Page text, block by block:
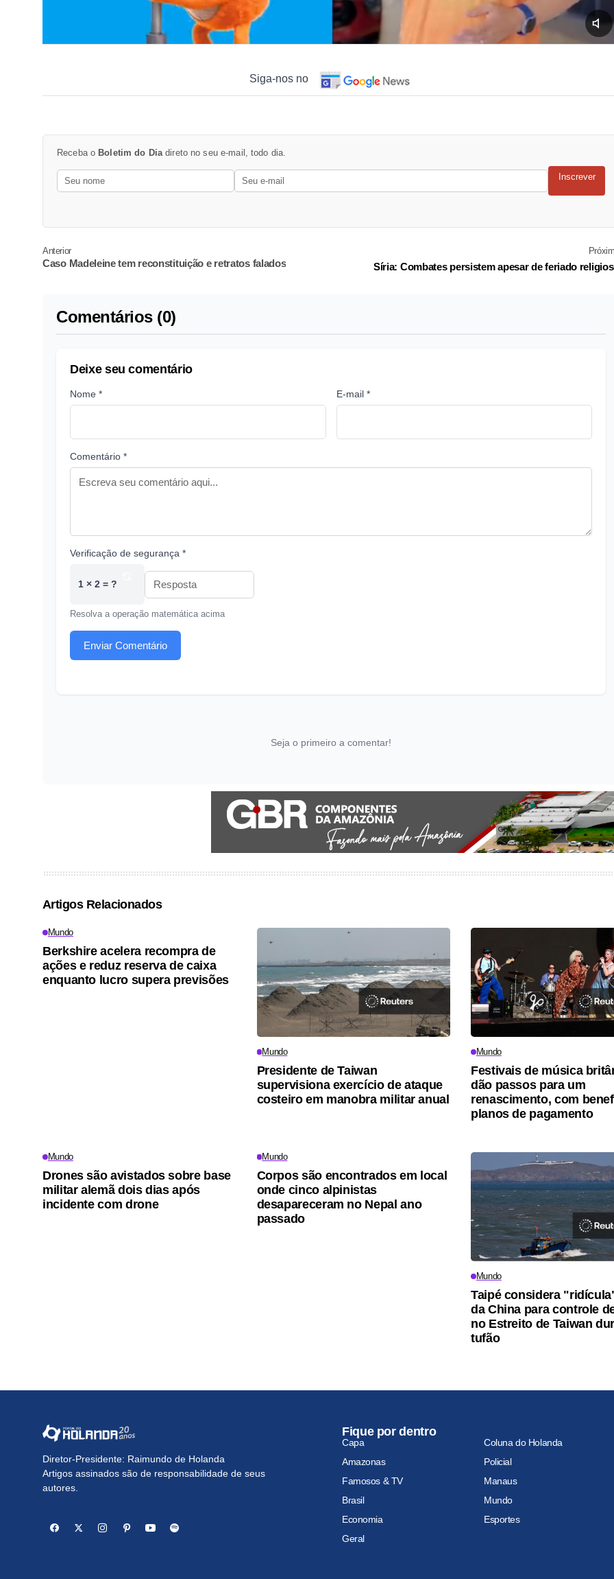
Siga-nos no
Receba o Boletim do Diadireto no seu e-mail, todo dia.
Inscrever
Anterior
Caso Madeleine tem reconstituição e retratos falados Síria: Combates persistem apesar de feriado
Comentários (0)
Deixe seu comentário
Nome * E-mail *
Comentário *
Verificação de segurança *
1 × 2 = ?
Resolva a operação matemática acima
Enviar Comentário
Seja o primeiro a comentar!
Artigos Relacionados
Mundo
Berkshire acelera recompra de
ações e reduz reserva de caixa
enquanto lucro supera previsões
Mundo
Presidente de Taiwan
supervisiona exercício de ataque
costeiro em manobra militar anual
Mundo
Festivais de música
dão passos para um
renascimento, com
planos de pagamento
Mundo
Drones são avistados sobre base
militar alemã dois dias após
incidente com drone
Mundo
Corpos são encontrados em local
onde cinco alpinistas
desapareceram no Nepal ano
passado
Mundo
Taipé considera
da China para controle
no Estreito de Taiwan
tufão
Diretor-Presidente: Raimundo de Holanda
Artigos assinados são de responsabilidade de seus
autores.
Fique por dentro
Capa
Coluna do Holanda
Amazonas
Policial
Famosos & TV
Manaus
Brasil
Mundo
Economia
Esportes
Geral